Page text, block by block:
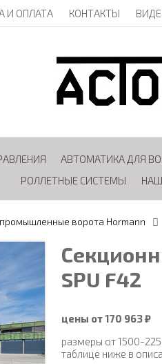
И ОПЛАТА КОНТАКТЫ
АВТОМАТИКА ДЛЯ
РОЛЛЕТНЫЕ СИСТЕМЫ
ворота Hormann
SPU F42
цены от 170 963 ₽
размеры от 1500-
таблице ниже в